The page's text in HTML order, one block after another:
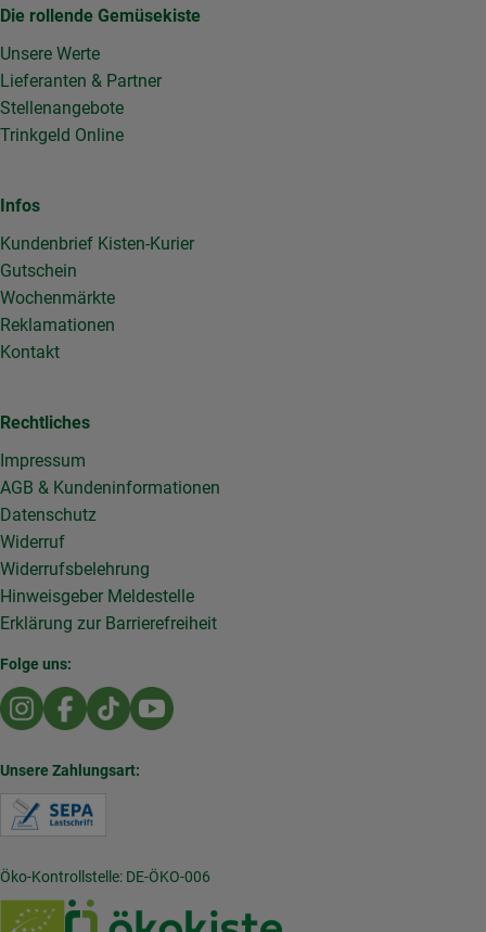
Die rollende Gemüsekiste
Unsere Werte
Lieferanten & Partner
Stellenangebote
Trinkgeld Online
Infos
Kundenbrief Kisten-Kurier
Gutschein
Wochenmärkte
Reklamationen
Kontakt
Rechtliches
Impressum
AGB & Kundeninformationen
Datenschutz
Widerruf
Widerrufsbelehrung
Hinweisgeber Meldestelle
Erklärung zur Barrierefreiheit
Folge uns:
Externer Link zu https://www.instagram.com/
Externer Link zu https://www.facebook.com/
Externer Link zu https://www.tiktok.com/
Externer Link zu https://
Unsere Zahlungsart:
Öko-Kontrollstelle: DE-ÖKO-006
Externer Link zu /_Resources/Persistent/7/b/6/4/